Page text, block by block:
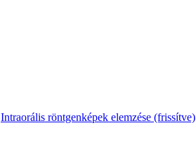
Intraorális röntgenképek elemzése (frissítve)